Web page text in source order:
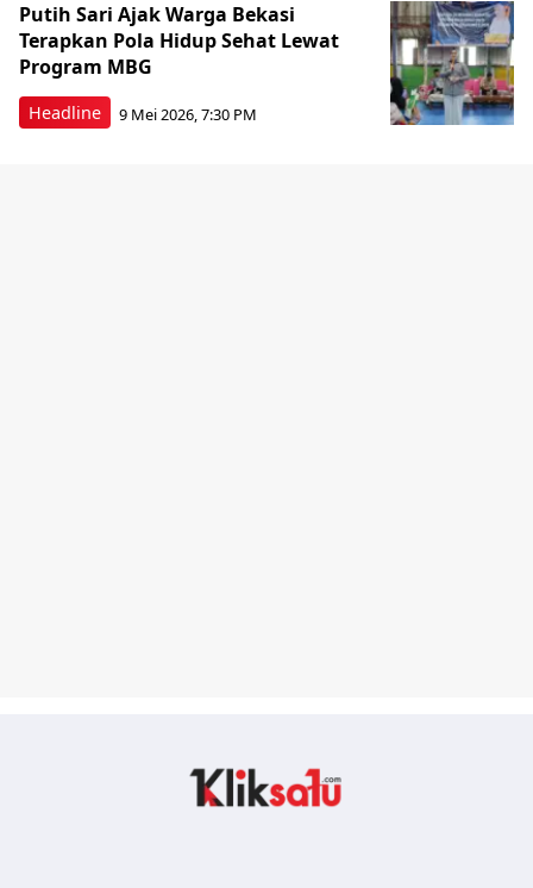
Headline
Putih Sari Ajak Warga Bekasi
Terapkan Pola Hidup Sehat Lewat
Program MBG
9 Mei 2026, 7:30 PM